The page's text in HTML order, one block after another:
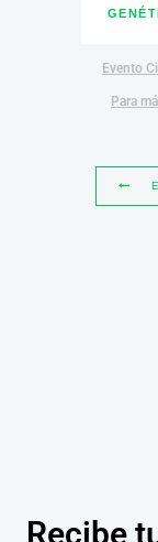
Evento
Para
Recibe